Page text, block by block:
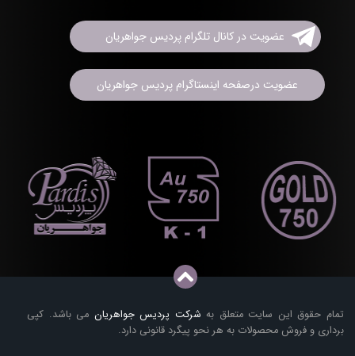
تمام حقوق این سایت متعلق به شرکت پردیس جواهریان می باشد. کپی
برداری و فروش محصولات به هر نحو پیگرد قانونی دارد.
عضویت در کانال تلگرام پردیس جواهریان
عضویت درصفحه اینستاگرام پردیس جواهریان